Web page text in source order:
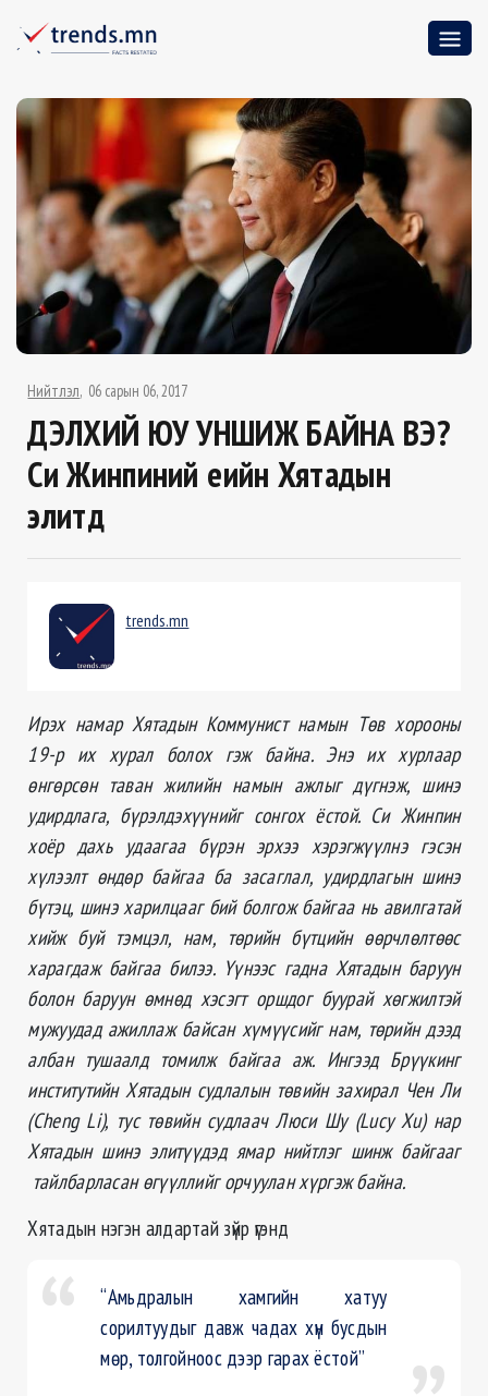
Нийтлэл 06 сарын 06, 2017
ДЭЛХИЙ ЮУ УНШИЖ БАЙНА ВЭ?
Си Жинпиний үеийн Хятадын
элитүүд
trends.mn
Ирэх намар Хятадын Коммунист намын Төв хорооны
19-р их хурал болох гэж байна. Энэ их хурлаар
өнгөрсөн таван жилийн намын ажлыг дүгнэж, шинэ
удирдлага, бүрэлдэхүүнийг сонгох ёстой. Си Жинпин
хоёр дахь удаагаа бүрэн эрхээ хэрэгжүүлнэ гэсэн
хүлээлт өндөр байгаа ба засаглал, удирдлагын шинэ
бүтэц, шинэ харилцааг бий болгож байгаа нь авилгатай
хийж буй тэмцэл, нам, төрийн бүтцийн өөрчлөлтөөс
харагдаж байгаа билээ. Үүнээс гадна Хятадын баруун
болон баруун өмнөд хэсэгт оршдог буурай хөгжилтэй
мужуудад ажиллаж байсан хүмүүсийг нам, төрийн дээд
албан тушаалд томилж байгаа аж. Ингээд Брүүкинг
институтийн Хятадын судлалын төвийн захирал Чен Ли
(Cheng Li), тус төвийн судлаач Люси Шу (Lucy Xu) нар
Хятадын шинэ элитүүдэд ямар нийтлэг шинж байгааг
тайлбарласан өгүүллийг орчуулан хүргэж байна.
Хятадын нэгэн алдартай зүйр үгэнд
“Амьдралын хамгийн хатуу
сорилтуудыг давж чадах хүн бусдын
мөр, толгойноос дээр гарах ёстой”